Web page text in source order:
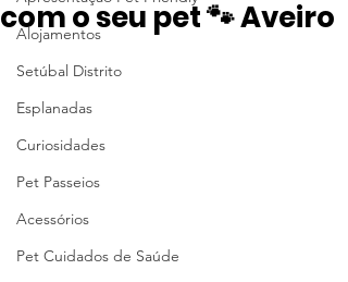
Alojamentos
Setúbal Distrito
Esplanadas
Curiosidades
Pet Passeios
Acessórios
Pet Cuidados de Saúde
com o seu pet 🐾 Aveiro